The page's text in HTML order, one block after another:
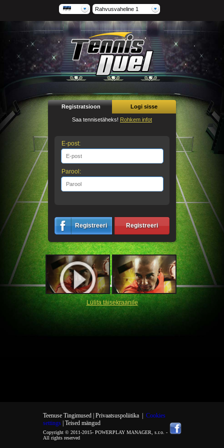
Rahvusvaheline 1
Registratsioon Logi sisse
Saa tennisetäheks! Rohkem infot
E-post:
Parool:
Registreeri Registreeri
Lülita täisekraanile
Teenuse Tingimused | Privaatsuspoliitika| Cookies
settings
| Teised mängud
Copyright © 2011-2015- POWERPLAY MANAGER, s.r.o. -
All rights reserved